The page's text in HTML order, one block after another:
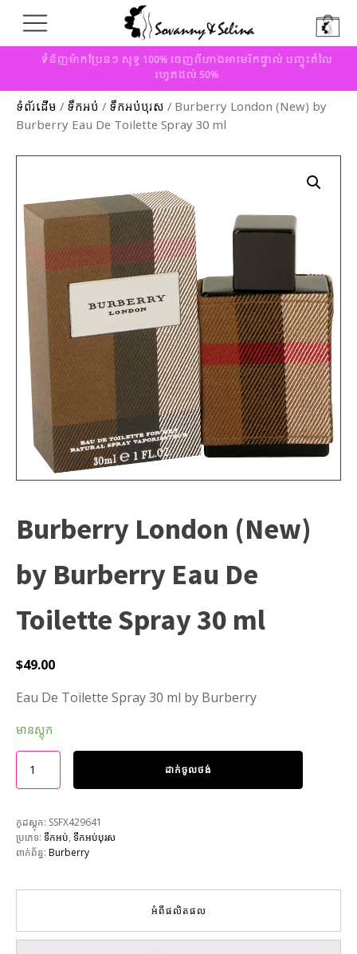
ទំនិញម៉ាកប្រែនៗ សុទ្ធ 100% ចេញពីហាងអាមេរិកផ្ទាល់ បញ្ចុះតំលៃ
រហូតដល់ 50%
ទំព័រដើម / ទឹកអប់ / ទឹកអប់បុរស / Burberry London (New) by
Burberry Eau De Toilette Spray 30 ml
Burberry London (New)
by Burberry Eau De
Toilette Spray 30 ml
$49.00
Eau De Toilette Spray 30 ml by Burberry
មានស្តុក
ដាក់ចូលថង់
កូដស្តុក: SSFX429641
ប្រភេទ: ទឹកអប់, ទឹកអប់បុរស
ពាក់ព័ន្ធ: Burberry
អំពីផលិតផល